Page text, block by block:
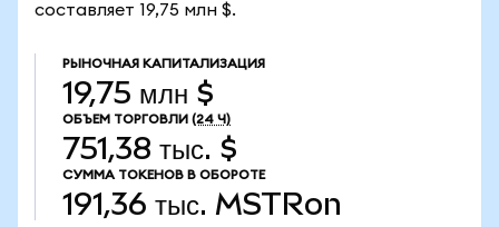
составляет 19,75 млн $.
РЫНОЧНАЯ КАПИТАЛИЗАЦИЯ
19,75 млн $
ОБЪЕМ ТОРГОВЛИ (24 Ч)
751,38 тыс. $
СУММА ТОКЕНОВ В ОБОРОТЕ
191,36 тыс. MSTRon